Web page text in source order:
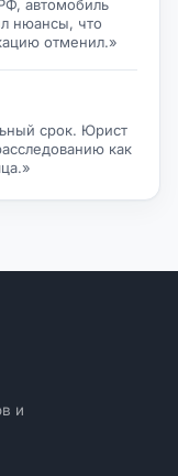
автомобиль
нюансы, что
отменил.»
срок. Юрист
как
и